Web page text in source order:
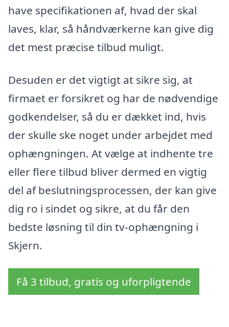
have specifikationen af, hvad der skal
laves, klar, så håndværkerne kan give dig
det mest præcise tilbud muligt.
Desuden er det vigtigt at sikre sig, at
firmaet er forsikret og har de nødvendige
godkendelser, så du er dækket ind, hvis
der skulle ske noget under arbejdet med
ophængningen. At vælge at indhente tre
eller flere tilbud bliver dermed en vigtig
del af beslutningsprocessen, der kan give
dig ro i sindet og sikre, at du får den
bedste løsning til din tv-ophængning i
Skjern.
Få 3 tilbud, gratis og uforpligtende